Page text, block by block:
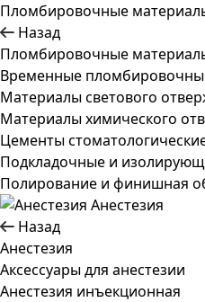
Пломбировочные
Назад
Пломбировочные
Временные
Материалы светового
Материалы химического
Цементы
Подкладочные и
Полирование и финишная
Анестезия
Назад
Анестезия
Аксессуары для анестезии
Анестезия инъекционная